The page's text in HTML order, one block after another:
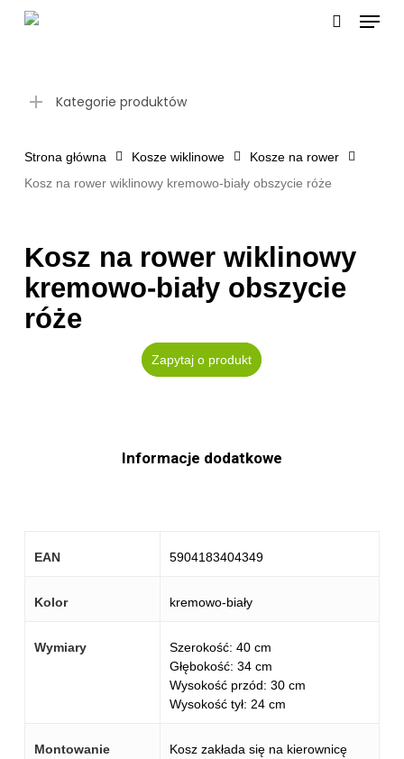
Menu
Kategorie produktów
Strona główna Kosze wiklinowe
Kosze na rower
Kosz na rower wiklinowy kremowo-biały obszycie róże
Kosz na rower wiklinowy
kremowo-biały obszycie
róże
Zapytaj o produkt
Informacje dodatkowe
EAN 5904183404349
Kolor kremowo-biały
Wymiary
Szerokość: 40 cm
Głębokość: 34 cm
Wysokość przód: 30 cm
Wysokość tył: 24 cm
Montowanie
Kosz zakłada się na kierownicę